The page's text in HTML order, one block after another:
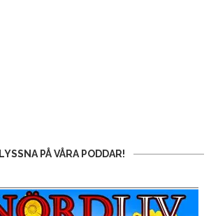
LYSSNA PÅ VÅRA PODDAR!